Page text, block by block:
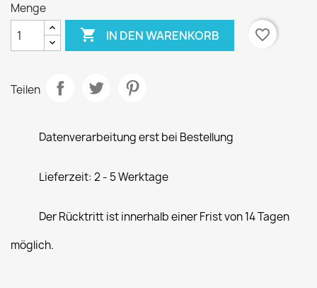
Menge
 IN DEN WARENKORB favorite_border
Teilen
Datenverarbeitung erst bei Bestellung
Lieferzeit: 2 - 5 Werktage
Der Rücktritt ist innerhalb einer Frist von 14 Tagen
möglich.